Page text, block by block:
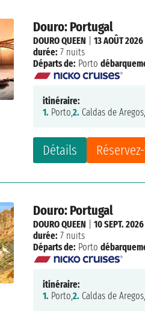
Douro: Portugal
Détails
DOURO QUEEN |13 AOÛT 2026
durée: 7 nuits
Départs de: Porto
itinéraire:
1. Porto,2. Caldas de
Douro: Portugal
DOURO QUEEN |10 SEPT. 2026
durée: 7 nuits
Départs de: Porto
itinéraire:
1. Porto,2. Caldas de